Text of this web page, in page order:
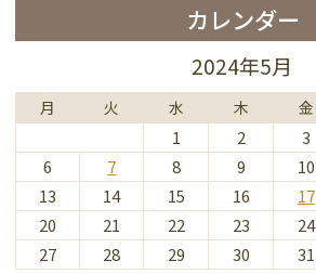
カレンダー
2024年5月
月 火 水 木 金
1 2 3
6
7 8 9 10
13
14 15 16 17
20
21 22 23 24
27
28 29 30 31